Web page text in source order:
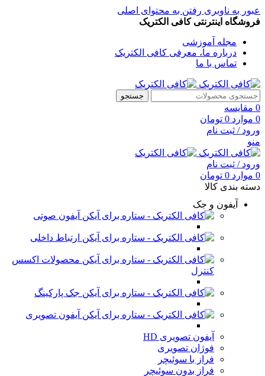
عبور به ناوبری رفتن به محتوای اصلی
فروشگاه اینترنتی کافی الکتریک
مجله آموزشی
درباره ما، معرفی کافی الکتریک
تماس با ما
جستجو
0 مقایسه
0 موارد 0 تومان
ورود / ثبت نام
منو
ورود / ثبت نام
0 موارد 0 تومان
دسته بندی کالا
آیفون و جک
آیفون صوتی
ارتباط داخلی
محصولات اکسس
کنترل
جک پارکینگ
آیفون تصویری
آیفون تصویری HD
فوژان تصویری
فراز با سوئیچر
فراز بدون سوئیچر